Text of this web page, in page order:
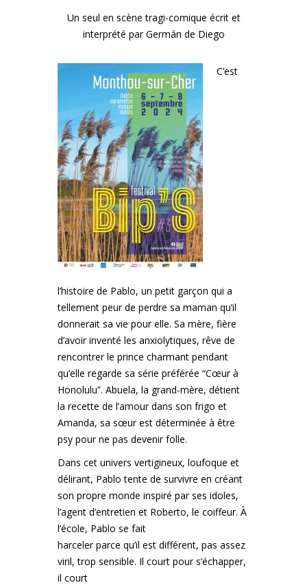
Un seul en scène tragi-comique écrit et
interprété par Germán de Diego
C’est
l’histoire de Pablo, un petit garçon qui a
tellement peur de perdre sa maman qu’il
donnerait sa vie pour elle. Sa mère, fière
d’avoir inventé les anxiolytiques, rêve de
rencontrer le prince charmant pendant
qu’elle regarde sa série préférée “Cœur à
Honolulu”. Abuela, la grand-mère, détient
la recette de l’amour dans son frigo et
Amanda, sa sœur est déterminée à être
psy pour ne pas devenir folle.
Dans cet univers vertigineux, loufoque et
délirant, Pablo tente de survivre en créant
son propre monde inspiré par ses idoles,
l’agent d’entretien et Roberto, le coiffeur. À
l’école, Pablo se fait
harceler parce qu’il est différent, pas assez
viril, trop sensible. Il court pour s’échapper,
il court